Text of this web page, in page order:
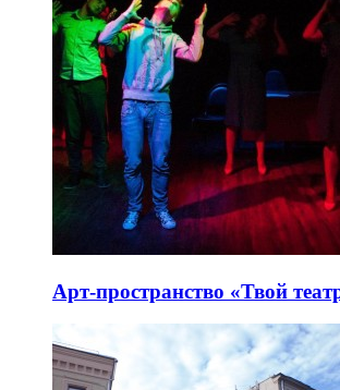
Арт-пространство «Твой